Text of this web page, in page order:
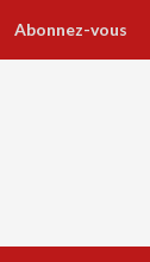
Abonnez-vous